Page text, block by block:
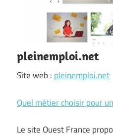
pleinemploi.net
Site web : pleinemploi.net
Quel métier choisir pour
Le site Ouest France